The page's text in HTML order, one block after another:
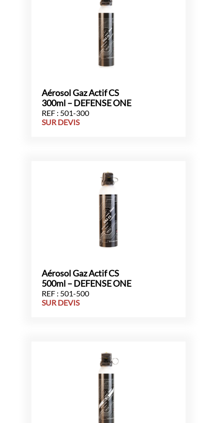
Aérosol Gaz Actif CS
300ml – DEFENSE ONE
REF : 501-300
SUR DEVIS
Aérosol Gaz Actif CS
500ml – DEFENSE ONE
REF : 501-500
SUR DEVIS